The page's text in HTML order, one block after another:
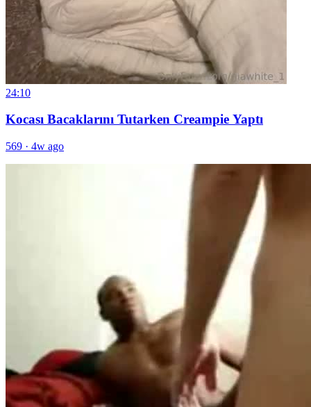
24:10
Kocası Bacaklarını Tutarken Creampie Yaptı
569 · 4w ago